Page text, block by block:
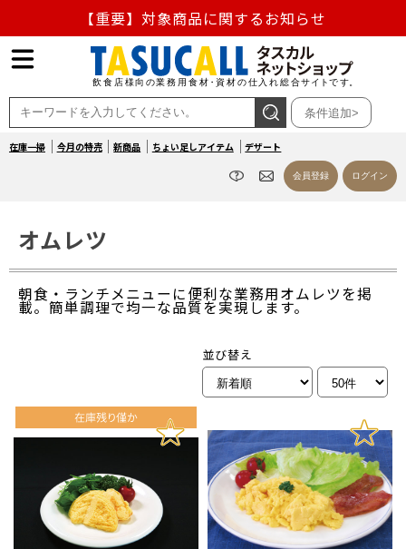
【重要】熊本地震の影響による商品出荷停止のお知らせ
熊本県熊本地方を震源とする地震の影響によるお荷物のお
届け遅延について
お盆の営業について
【重要】対象商品に関するお知らせ
条件追加>
在庫一掃 今月の特売 新商品 ちょい足しアイテム デザート
会員登録 ログイン
オムレツ
朝食・ランチメニューに便利な業務用オムレツを掲
載。簡単調理で均一な品質を実現します。
並び替え